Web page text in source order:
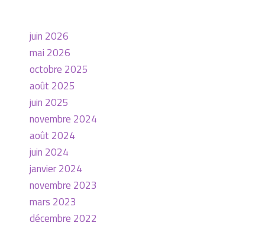
juin 2026
mai 2026
octobre 2025
août 2025
juin 2025
novembre 2024
août 2024
juin 2024
janvier 2024
novembre 2023
mars 2023
décembre 2022